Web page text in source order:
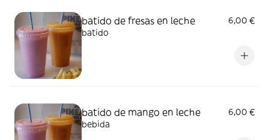
batido de fresas en leche
6,00 €
batido
batido de mango en leche
6,00 €
bebida